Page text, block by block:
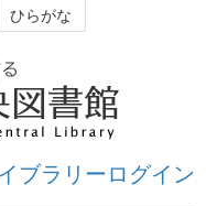
ひらがな
ブラリーログイン